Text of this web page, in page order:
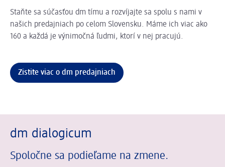
Staňte sa súčasťou dm tímu a rozvíjajte sa spolu s nami v
našich predajniach po celom Slovensku. Máme ich viac ako
160 a každá je výnimočná ľudmi, ktorí v nej pracujú.
Zistite viac o dm predajniach
dm dialogicum
Spoločne sa podieľame na zmene.